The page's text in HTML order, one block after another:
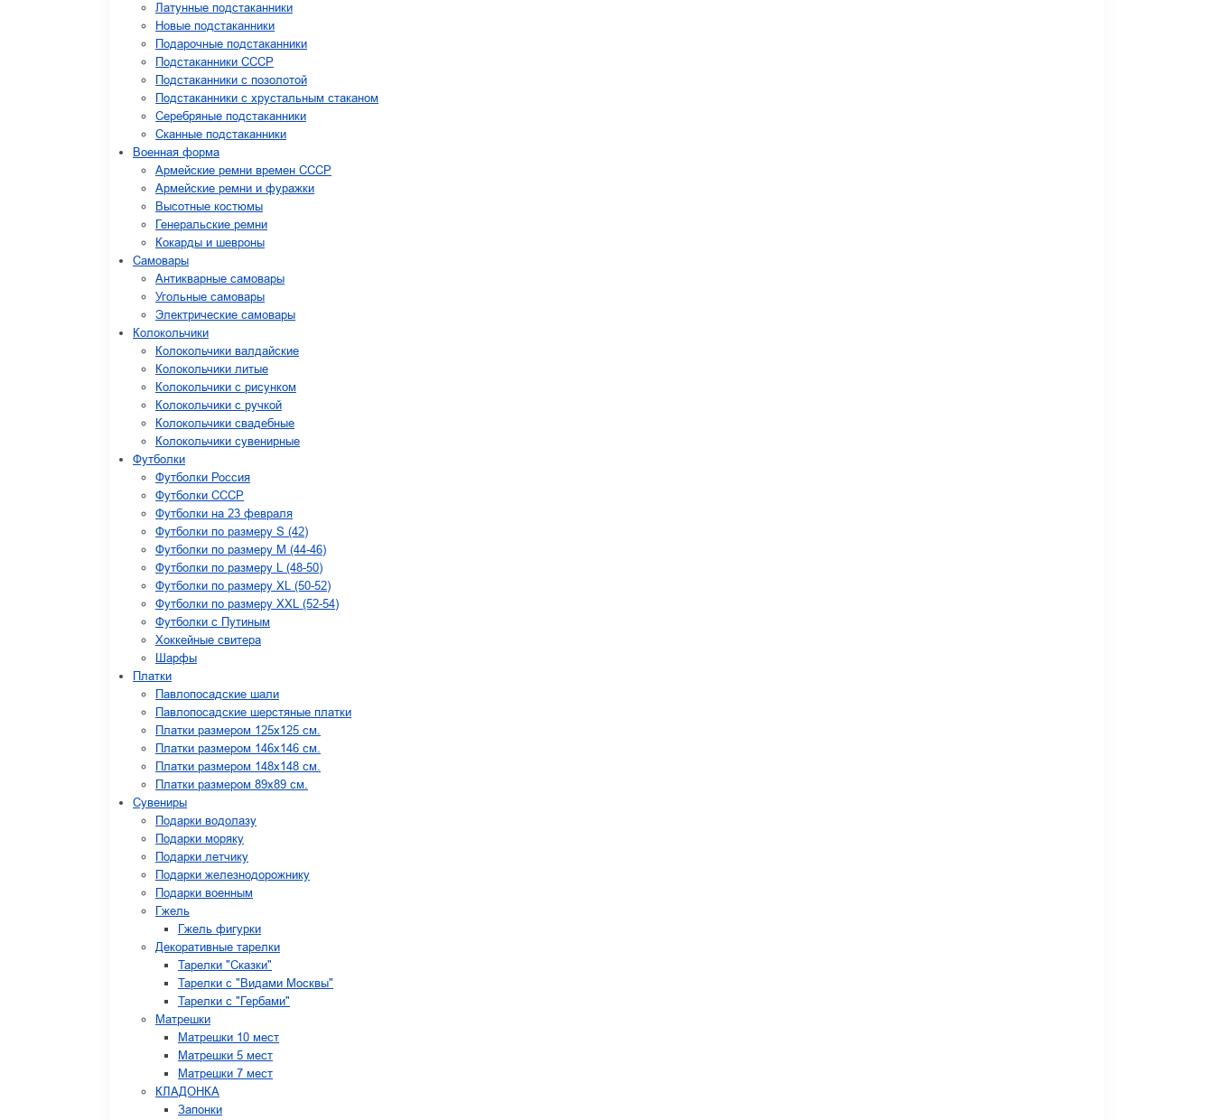
Латунные подстаканники
Новые подстаканники
Подарочные подстаканники
Подстаканники СССР
Подстаканники с позолотой
Подстаканники с хрустальным стаканом
Серебряные подстаканники
Сканные подстаканники
Военная форма
Армейские ремни времен СССР
Армейские ремни и фуражки
Высотные костюмы
Генеральские ремни
Кокарды и шевроны
Cамовары
Антикварные самовары
Угольные самовары
Электрические самовары
Колокольчики
Колокольчики валдайские
Колокольчики литые
Колокольчики с рисунком
Колокольчики с ручкой
Колокольчики свадебные
Колокольчики сувенирные
Футболки
Футболки Россия
Футболки СССР
Футболки на 23 февраля
Футболки по размеру S (42)
Футболки по размеру М (44-46)
Футболки по размеру L (48-50)
Футболки по размеру XL (50-52)
Футболки по размеру XXL (52-54)
Футболки с Путиным
Хоккейные свитера
Шарфы
Платки
Павлопосадские шали
Павлопосадские шерстяные платки
Платки размером 125х125 см.
Платки размером 146х146 см.
Платки размером 148х148 см.
Платки размером 89х89 см.
Сувениры
Подарки водолазу
Подарки моряку
Подарки летчику
Подарки железнодорожнику
Подарки военным
Гжель
Гжель фигурки
Декоративные тарелки
Тарелки "Сказки"
Тарелки с "Видами Москвы"
Тарелки с "Гербами"
Матрешки
Матрешки 10 мест
Матрешки 5 мест
Матрешки 7 мест
КЛАДОНКА
Запонки